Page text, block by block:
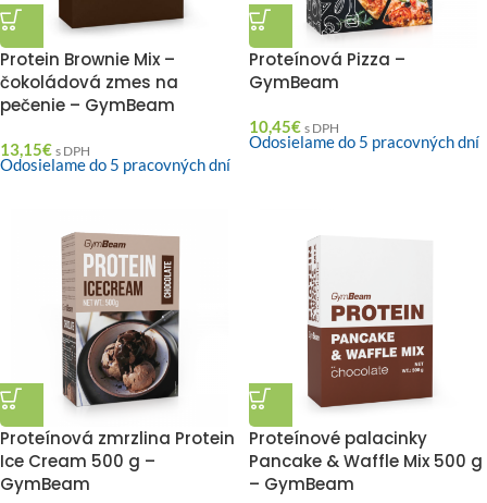
Protein Brownie Mix –
čokoládová zmes na
pečenie – GymBeam
13,15€ s DPH
Odosielame do 5 pracovných dní
Proteínová Pizza –
GymBeam
10,45€ s DPH
Odosielame do 5 pracovných dní
Proteínová zmrzlina Protein
Ice Cream 500 g –
GymBeam
Proteínové palacinky
Pancake & Waffle Mix 500 g
– GymBeam